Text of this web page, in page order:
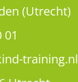
(Utrecht)
01
training.nl